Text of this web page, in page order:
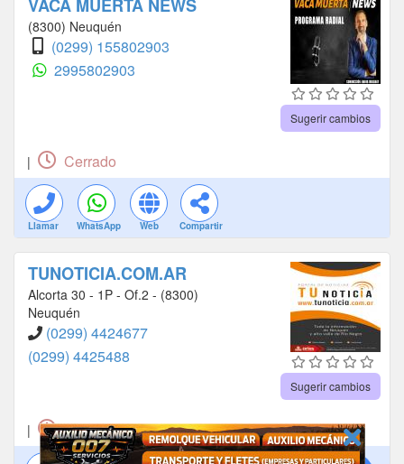
VACA MUERTA NEWS
(8300) Neuquén
(0299) 155802903
2995802903
Sugerir cambios
| Cerrado
Llamar WhatsApp Web Compartir
TUNOTICIA.COM.AR
Alcorta 30 - 1P - Of.2 - (8300)
Neuquén
(0299) 4424677
(0299) 4425488
Sugerir cambios
| Cerrado